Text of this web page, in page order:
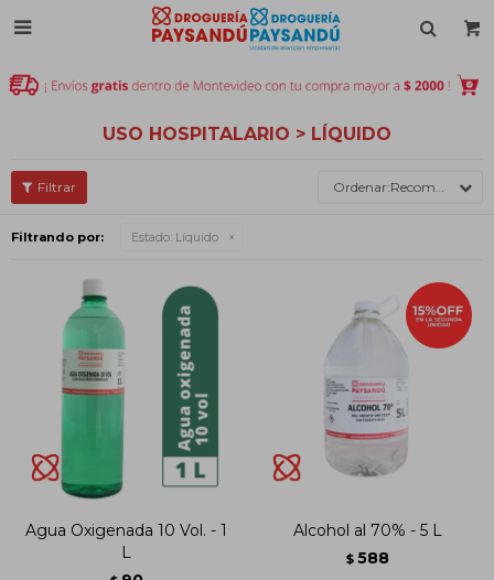

USO HOSPITALARIO > LÍQUIDO
Recomendados
Filtrando por: Estado: Líquido
Agua Oxigenada 10 Vol. - 1
L
Alcohol al 70% - 5 L
$ 588